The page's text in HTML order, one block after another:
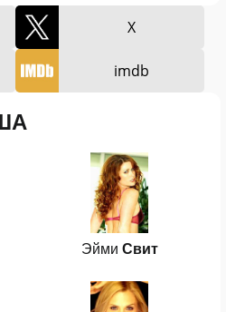
X
imdb
Эйми Свит